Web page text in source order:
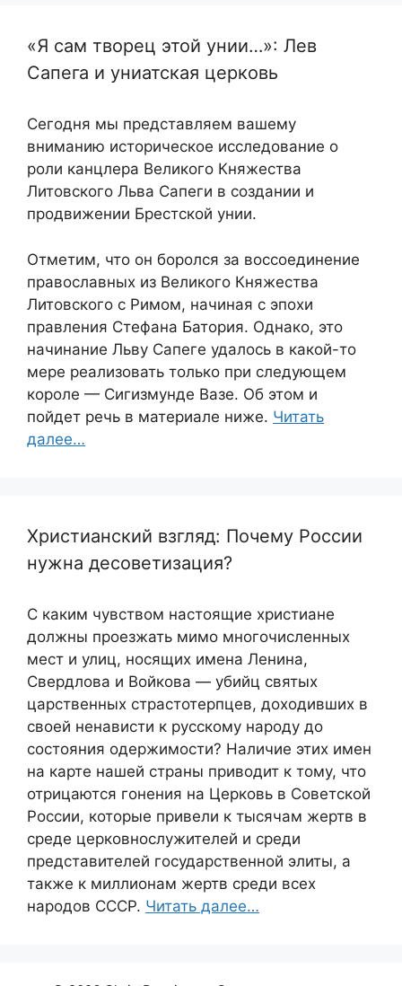
«Я сам творец этой унии…»: Лев
Сапега и униатская церковь
Сегодня мы представляем вашему
вниманию историческое исследование о
роли канцлера Великого Княжества
Литовского Льва Сапеги в создании и
продвижении Брестской унии.
Отметим, что он боролся за воссоединение
православных из Великого Княжества
Литовского с Римом, начиная с эпохи
правления Стефана Батория. Однако, это
начинание Льву Сапеге удалось в какой-то
мере реализовать только при следующем
короле — Сигизмунде Вазе. Об этом и
пойдет речь в материале ниже. Читать
далее…
Христианский взгляд: Почему России
нужна десоветизация?
С каким чувством настоящие христиане
должны проезжать мимо многочисленных
мест и улиц, носящих имена Ленина,
Свердлова и Войкова — убийц святых
царственных страстотерпцев, доходивших в
своей ненависти к русскому народу до
состояния одержимости? Наличие этих имен
на карте нашей страны приводит к тому, что
отрицаются гонения на Церковь в Советской
России, которые привели к тысячам жертв в
среде церковнослужителей и среди
представителей государственной элиты, а
также к миллионам жертв среди всех
народов СССР. Читать далее…